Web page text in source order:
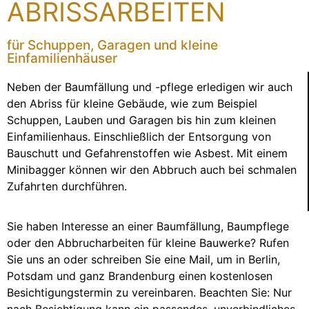
ABRISSARBEITEN
für Schuppen, Garagen und kleine
Einfamilienhäuser
Neben der Baumfällung und -pflege erledigen wir auch
den Abriss für kleine Gebäude, wie zum Beispiel
Schuppen, Lauben und Garagen bis hin zum kleinen
Einfamilienhaus. Einschließlich der Entsorgung von
Bauschutt und Gefahrenstoffen wie Asbest. Mit einem
Minibagger können wir den Abbruch auch bei schmalen
Zufahrten durchführen.
Sie haben Interesse an einer Baumfällung, Baumpflege
oder den Abbrucharbeiten für kleine Bauwerke? Rufen
Sie uns an oder schreiben Sie eine Mail, um in Berlin,
Potsdam und ganz Brandenburg einen kostenlosen
Besichtigungstermin zu vereinbaren. Beachten Sie: Nur